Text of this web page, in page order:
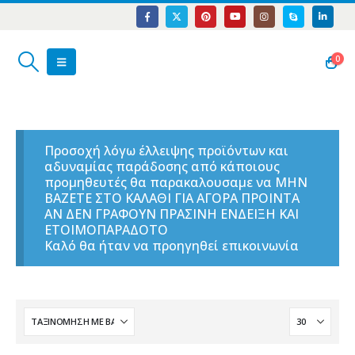
0
Προσοχή λόγω έλλειψης προϊόντων και
αδυναμίας παράδοσης από κάποιους
προμηθευτές θα παρακαλουσαμε να ΜΗΝ
ΒΑΖΕΤΕ ΣΤΟ ΚΑΛΑΘΙ ΓΙΑ ΑΓΟΡΑ ΠΡΟΙΝΤΑ
ΑΝ ΔΕΝ ΓΡΑΦΟΥΝ ΠΡΑΣΙΝΗ ΕΝΔΕΙΞΗ ΚΑΙ
ΕΤΟΙΜΟΠΑΡΑΔΟΤΟ
Καλό θα ήταν να προηγηθεί επικοινωνία